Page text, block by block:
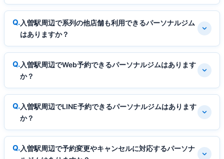
入曽駅周辺で系列の他店舗も利用できるパーソナルジム
はありますか？
入曽駅周辺でWeb予約できるパーソナルジムはあります
か？
入曽駅周辺でLINE予約できるパーソナルジムはあります
か？
入曽駅周辺で予約変更やキャンセルに対応するパーソナ